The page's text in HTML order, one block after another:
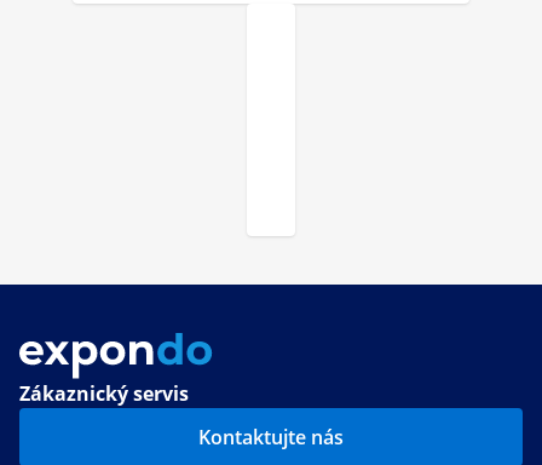
Zákaznický servis
Kontaktujte nás